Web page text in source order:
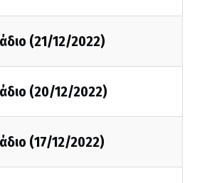
(21/12/2022)
(20/12/2022)
(17/12/2022)